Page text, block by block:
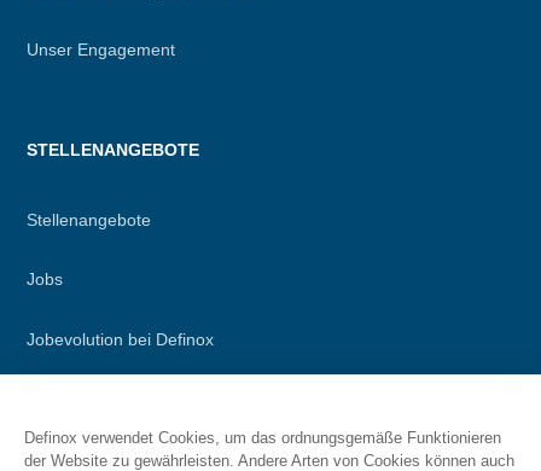
Unser Engagement
STELLENANGEBOTE
Stellenangebote
Jobs
Jobevolution bei Definox
RESSOURCEN
Definox verwendet Cookies, um das ordnungsgemäße Funktionieren
der Website zu gewährleisten. Andere Arten von Cookies können auch